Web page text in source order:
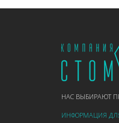
НАС ВЫБИРАЮТ
ИНФОРМАЦИЯ